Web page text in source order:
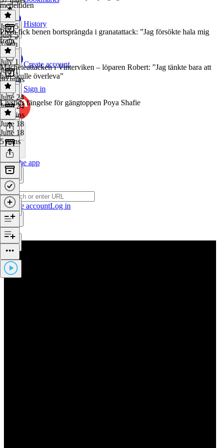
History
Create account
Sign in
Get the app
Create accountLog in
medeltiden
July 5
July 5
1 min
Priya fick benen bortsprängda i granatattack: ”Jag försökte hala mig
fram”
July 1
July 1
40 mins
Macheteattacken i Vinterviken – löparen Robert: ”Jag tänkte bara att
han skulle överleva”
June 24
June 24
29 mins
Livstids fängelse för gängtoppen Poya Shafie
June 18
June 18
5 mins